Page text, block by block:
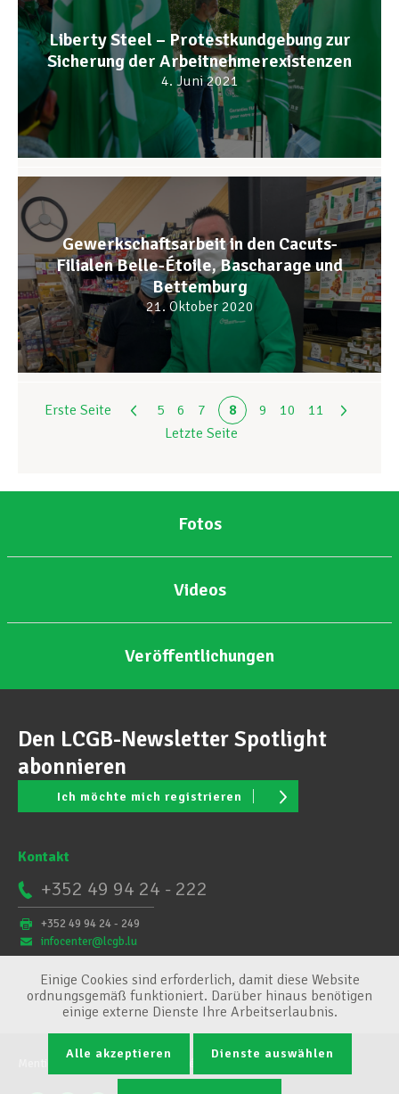
Liberty Steel – Protestkundgebung zur
Sicherung der Arbeitnehmerexistenzen
4. Juni 2021
Gewerkschaftsarbeit in den Cacuts-
Filialen Belle-Étoile, Bascharage und
Bettemburg
21. Oktober 2020
Erste Seite 5 6 7 8 9 10
11
Letzte Seite
Fotos
Videos
Veröffentlichungen
Den LCGB-Newsletter Spotlight
abonnieren
Ich möchte mich registrieren
Kontakt
+352 49 94 24 - 222
+352 49 94 24 - 249
infocenter@lcgb.lu
Conditions générales
Einige Cookies sind erforderlich, damit diese Website
ordnungsgemäß funktioniert. Darüber hinaus benötigen
einige externe Dienste Ihre Arbeitserlaubnis.
Alle akzeptieren Dienste auswählen